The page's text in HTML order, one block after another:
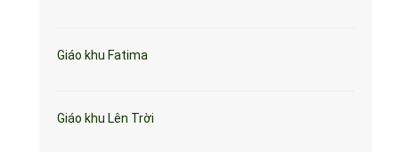
Giáo khu Fatima
Giáo khu Lên Trời